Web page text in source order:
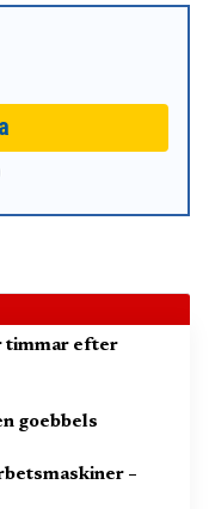
timmar efter
goebbels
–